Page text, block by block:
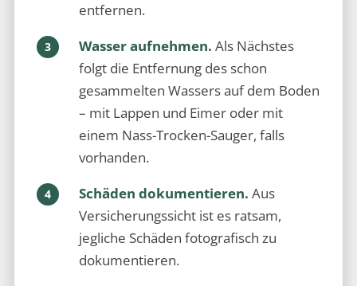
entfernen.
Wasser aufnehmen. Als Nächstes
folgt die Entfernung des schon
gesammelten Wassers auf dem Boden
– mit Lappen und Eimer oder mit
einem Nass-Trocken-Sauger, falls
vorhanden.
Schäden dokumentieren. Aus
Versicherungssicht ist es ratsam,
jegliche Schäden fotografisch zu
dokumentieren.